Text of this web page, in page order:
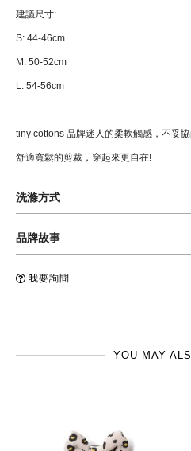
建議尺寸:
S: 44-46cm
M: 50-52cm
L: 54-56cm
tiny cottons 品牌迷人的柔軟觸感，不妥
舒適寬鬆的剪裁，穿起來更自在!
洗滌方式
品牌國: 西班牙
品牌故事
簡單自然的風格，還有頂級的材質及觸
我要詢問
YOU MAY